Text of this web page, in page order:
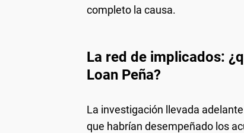
completo la causa.
La red de implicados:
Loan Peña?
La investigación llevada
que habrían desempeñado los